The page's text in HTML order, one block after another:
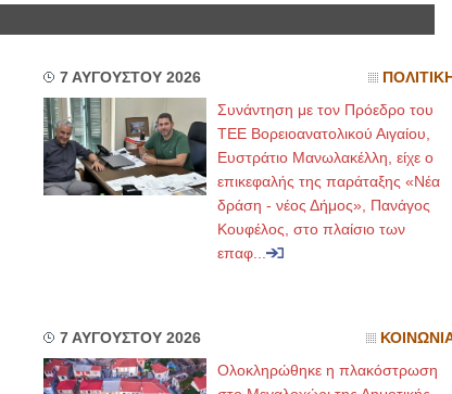
7 ΑΥΓΟΥΣΤΟΥ 2026 ΠΟΛΙΤΙΚΗ
Συνάντηση με τον Πρόεδρο του
ΤΕΕ Βορειοανατολικού Αιγαίου,
Ευστράτιο Μανωλακέλλη, είχε ο
επικεφαλής της παράταξης «Νέα
δράση - νέος Δήμος», Πανάγος
Κουφέλος, στο πλαίσιο των
επαφ...
7 ΑΥΓΟΥΣΤΟΥ 2026
Ολοκληρώθηκε η πλακόστρωση